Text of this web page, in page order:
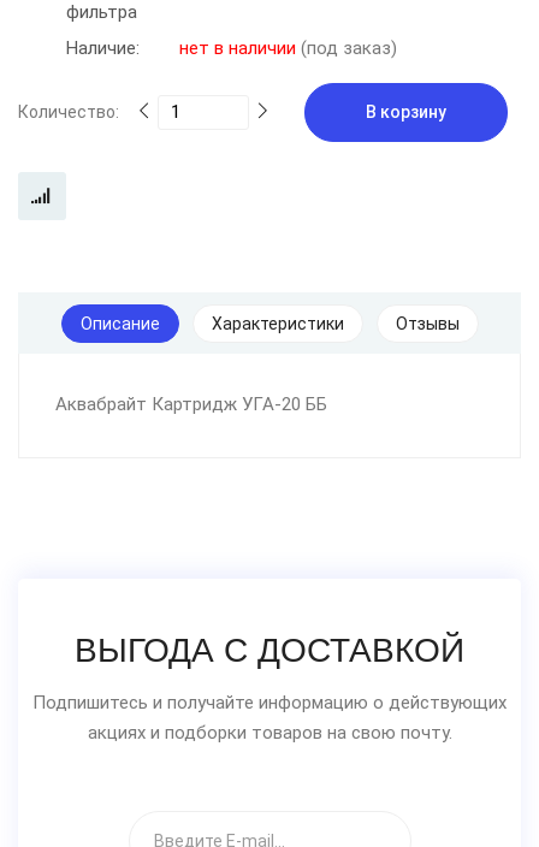
фильтра
Наличие:
нет в наличии (под заказ)
Количество: В корзину
Описание Характеристики Отзывы
Аквабрайт Картридж УГА-20 ББ
ВЫГОДА С ДОСТАВКОЙ
Подпишитесь и получайте информацию о действующих
акциях и подборки товаров на свою почту.